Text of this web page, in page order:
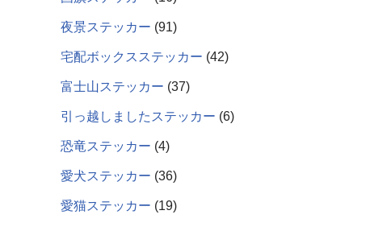
夜景ステッカー 91
宅配ボックスステッカー 42
富士山ステッカー 37
引っ越しましたステッカー 6
恐竜ステッカー 4
愛犬ステッカー 36
愛猫ステッカー 19